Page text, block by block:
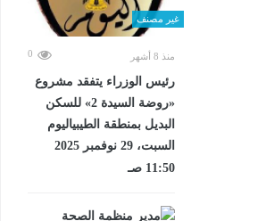
غير مصنف
منذ 8 أشهر 0
رئيس الوزراء يتفقد مشروع
«روضة السيدة 2» للسكن
البديل بمنطقة الطيبياليوم
السبت، 29 نوفمبر 2025
11:50 صـ